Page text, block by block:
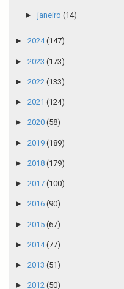
► janeiro (14)
► 2024(147)
► 2023 (173)
► 2022 (133)
► 2021 (124)
► 2020 (58)
► 2019 (189)
► 2018 (179)
► 2017 (100)
► 2016 (90)
► 2015 (67)
► 2014(77)
► 2013 (51)
► 2012 (50)